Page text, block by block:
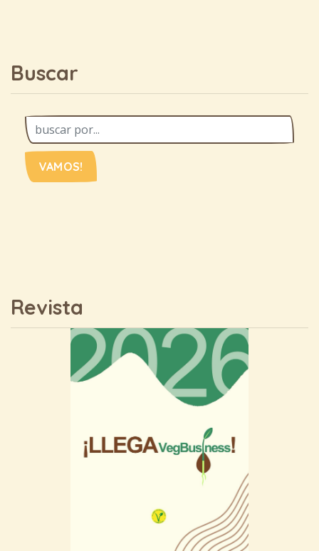
Buscar
VAMOS!
Revista